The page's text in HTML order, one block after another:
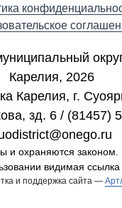
Карелия, 2026
Карелия, г.
зд. 6 / (81457)
и охраняются
видимая ссылка
и поддержка сайта —